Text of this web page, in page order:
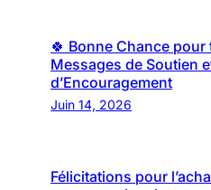
🍀 Bonne Chance
Messages de Soutien
d’Encouragement
Juin 14, 2026
Félicitations pour